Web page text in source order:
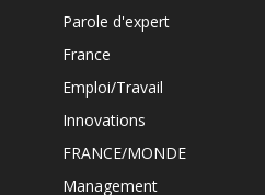
Parole d'expert
France
Emploi/Travail
Innovations
FRANCE/MONDE
Management